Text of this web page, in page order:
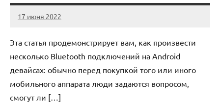
17 июня 2022
immo_navi_ru
Нет
Эта статья продемонстрирует вам, как произвести
несколько Bluetooth подключений на Android
девайсах: обычно перед покупкой того или иного
мобильного аппарата люди задаются вопросом,
смогут ли […]